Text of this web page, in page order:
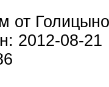
от Голицыно
2012-08-21